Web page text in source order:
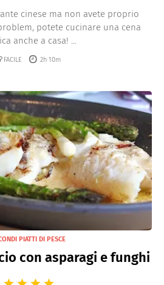
cinese ma non avete proprio
potete cucinare una cena
anche a casa! ...
FACILE 2h 10m
PIATTI DI PESCE
con asparagi e funghi